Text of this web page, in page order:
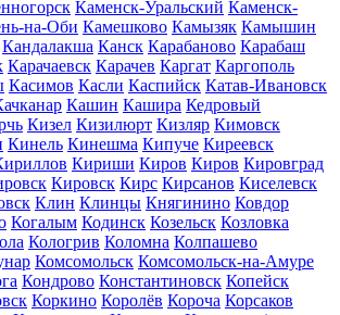
Каменск-Уральский Каменск-
на-Оби Камешково Камызяк Камышин
Кандалакша Канск Карабаново Карабаш
Карачаевск Карачев Каргат Каргополь
Касимов Касли Каспийск Катав-Ивановск
Кашин Кашира Кедровый
Кизел Кизилюрт Кизляр Кимовск
Кинель Кинешма Кипуче Киреевск
Кириши Киров Киров Кировград
Кировск Кирс Кирсанов Киселевск
Клин Клинцы Княгинино Ковдор
Когалым Кодинск Козельск Козловка
Кологрив Коломна Колпашево
Комсомольск Комсомольск-на-Амуре
Кондрово Константиновск Копейск
Коркино Королёв Короча Корсаков